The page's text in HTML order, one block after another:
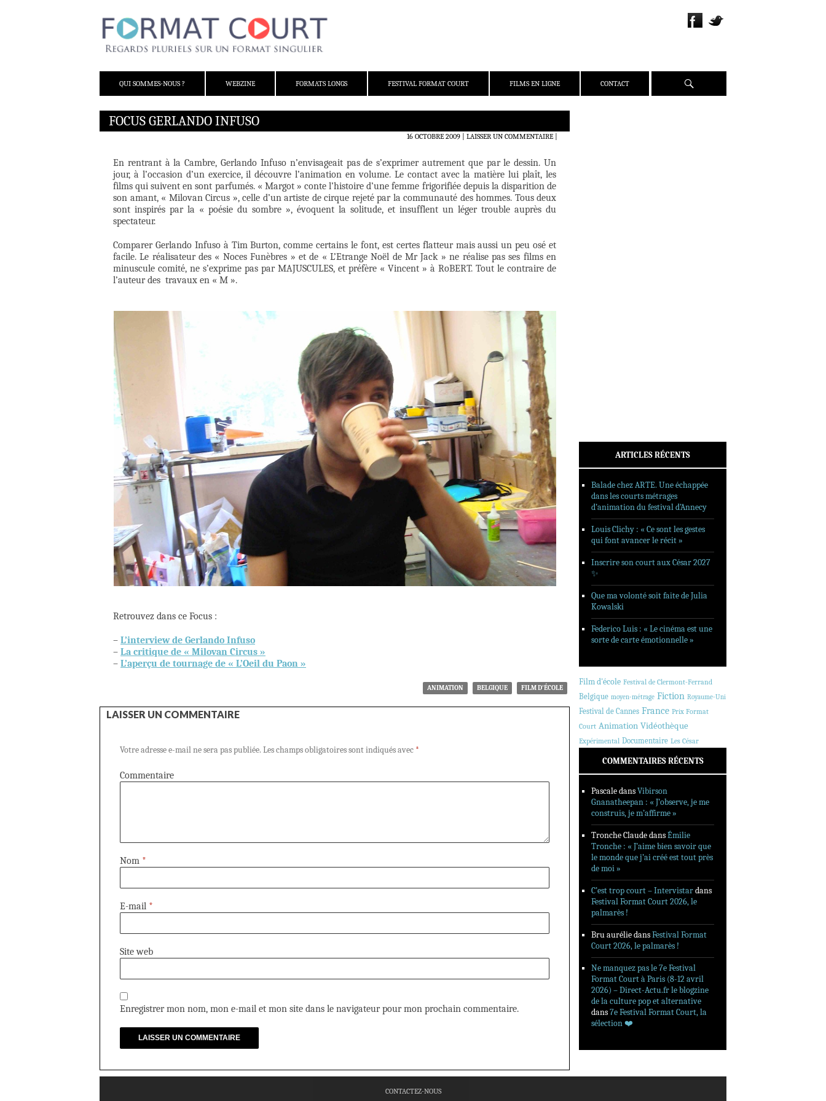
QUI SOMMES-NOUS ?
WEBZINE FORMATS LONGS FESTIVAL FORMAT COURT FILMS EN LIGNE CONTACT Recherche
FOCUS GERLANDO INFUSO
16 OCTOBRE 2009 LAISSER UN COMMENTAIRE|
En rentrant à la Cambre, Gerlando Infuso n’envisageait pas de s’exprimer autrement que par le dessin. Un
jour, à l’occasion d’un exercice, il découvre l’animation en volume. Le contact avec la matière lui plaît, les
films qui suivent en sont parfumés. « Margot » conte l’histoire d’une femme frigorifiée depuis la disparition de
son amant, « Milovan Circus », celle d’un artiste de cirque rejeté par la communauté des hommes. Tous deux
sont inspirés par la « poésie du sombre », évoquent la solitude, et insufflent un léger trouble auprès du
spectateur.
Comparer Gerlando Infuso à Tim Burton, comme certains le font, est certes flatteur mais aussi un peu osé et
facile. Le réalisateur des « Noces Funèbres » et de « L’Etrange Noël de Mr Jack » ne réalise pas ses films en
minuscule comité, ne s’exprime pas par MAJUSCULES, et préfère « Vincent » à RoBERT. Tout le contraire de
l’auteur des travaux en « M ».
Retrouvez dans ce Focus :
– L’interview de Gerlando Infuso
– La critique de « Milovan Circus »
– L’aperçu de tournage de « L’Oeil du Paon »
ANIMATION BELGIQUE FILM D'ÉCOLE
LAISSER UN COMMENTAIRE
Votre adresse e-mail ne sera pas publiée. Les champs obligatoires sont indiqués avec *
Commentaire
Nom *
E-mail *
Site web
Enregistrer mon nom, mon e-mail et mon site dans le navigateur pour mon prochain commentaire.
ARTICLES RÉCENTS
Balade chez ARTE. Une échappée
dans les courts métrages
d’animation du festival d’Annecy
Louis Clichy : « Ce sont les gestes
qui font avancer le récit »
Inscrire son court aux César 2027
✨
Que ma volonté soit faite de Julia
Kowalski
Federico Luis : « Le cinéma est une
sorte de carte émotionnelle »
Film d'école Festival de Clermont-Ferrand
Belgique moyen-métrage Fiction Royaume-Uni
Festival de Cannes France Prix Format
Court Animation Vidéothèque
Expérimental Documentaire Les César
COMMENTAIRES RÉCENTS
PascaledansVibirson
Gnanatheepan : « J’observe, je me
construis, je m’affirme »
Tronche ClaudedansÉmilie
Tronche : « J’aime bien savoir que
le monde que j’ai créé est tout près
de moi »
C’est trop court – Intervistardans
Festival Format Court 2026, le
palmarès !
Bru auréliedansFestival Format
Court 2026, le palmarès !
Ne manquez pas le 7e Festival
Format Court à Paris (8-12 avril
2026) – Direct-Actu.fr le blogzine
de la culture pop et alternative
dans7e Festival Format Court, la
sélection ❤️‍
CONTACTEZ-NOUS